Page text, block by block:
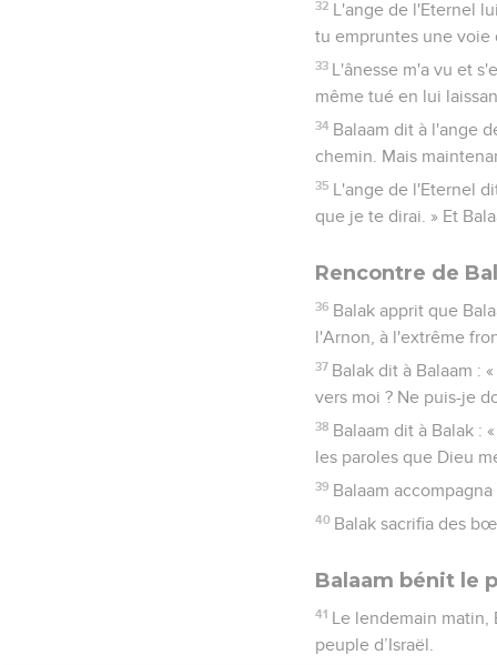
32 L'ange de l'Eternel
tu empruntes une voie
33 L'ânesse m'a vu et
même tué en lui
34 Balaam dit à l'ange
chemin. Mais
35 L'ange de l'Eternel
que je te dirai. » Et
Rencontre de
36 Balak apprit que
l'Arnon, à l'extrême
37 Balak dit à Balaam :
vers moi ? Ne puis-je
38 Balaam dit à Balak :
les paroles que Dieu
39 Balaam
40 Balak sacrifia des
Balaam bénit le
41 Le lendemain matin,
peuple d’Israël.